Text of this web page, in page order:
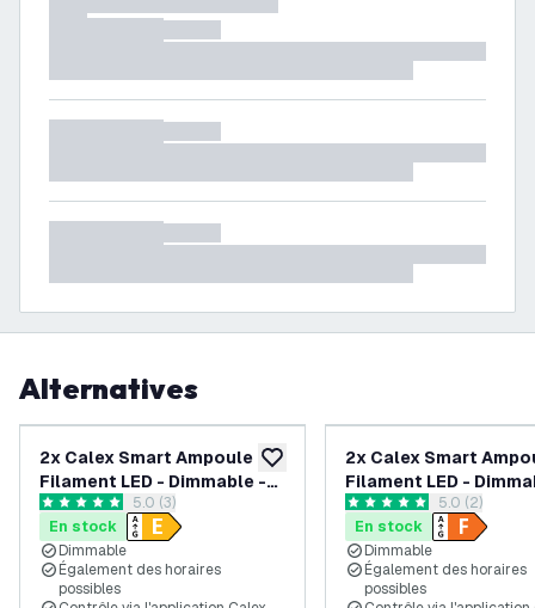
Alternatives
ajouter à la liste de souhaits
2x Calex Smart Ampoule
Filament LED - Dimmable -
E27 - 7W - 1800K-3000K
ouvrir le tiroir des avis
5 étoiles de notation
5.0 (3)
En stock
Dimmable
Également des horaires
possibles
2x Calex Smart
Filament LED -
E14 - 7W - 1800K-
ouvrir le
5 étoiles de notation
5.0 (2)
En stock
Dimmable
Également des horaires
possibles